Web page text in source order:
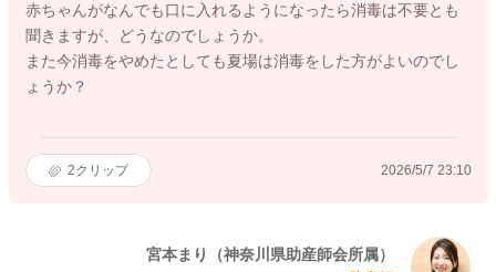
赤ちゃんがなんでも口に入れるようになったら消毒は不要とも
聞きますが、どうなのでしょうか。
また今消毒をやめたとしても夏場は消毒をした方がよいのでし
ょうか？
2クリップ 2026/5/7 23:10
宮本まり（神奈川県助産師会所属）